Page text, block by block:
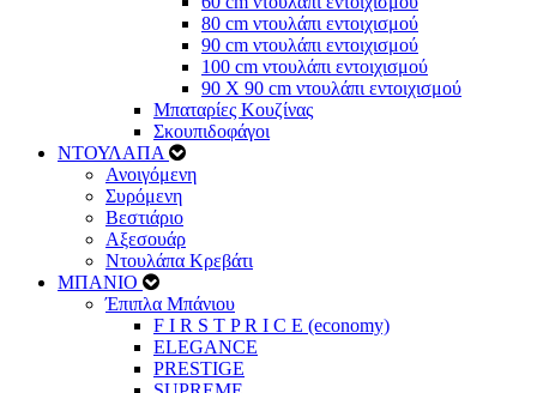
80 cm ντουλάπι εντοιχισμού
90 cm ντουλάπι εντοιχισμού
100 cm ντουλάπι εντοιχισμού
90 Χ 90 cm ντουλάπι εντοιχισμού
Μπαταρίες Κουζίνας
Σκουπιδοφάγοι
ΝΤΟΥΛΑΠΑ
Ανοιγόμενη
Συρόμενη
Βεστιάριο
Αξεσουάρ
Ντουλάπα Κρεβάτι
ΜΠΑΝΙΟ
Έπιπλα Μπάνιου
F I R S T P R I C E (economy)
ELEGANCE
PRESTIGE